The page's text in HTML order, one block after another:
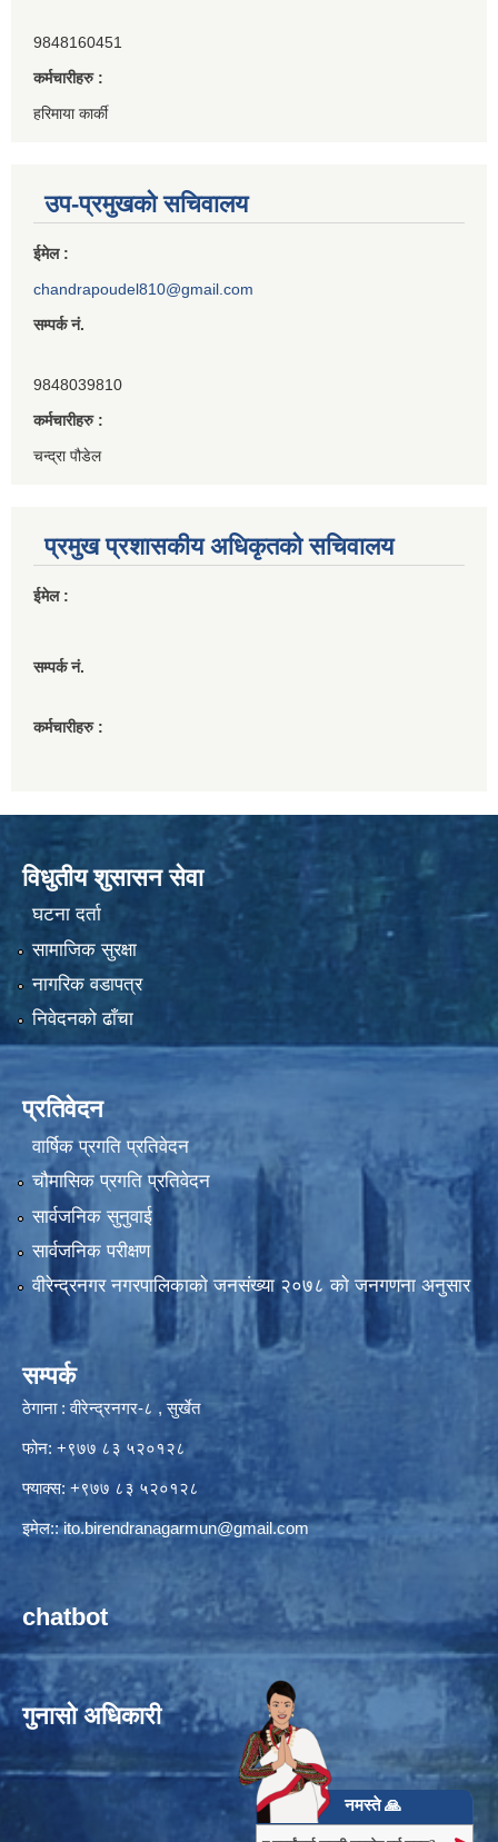
9848160451
कर्मचारीहरु :
हरिमाया कार्की
उप-प्रमुखको सचिवालय
ईमेल :
chandrapoudel810@gmail.com
सम्पर्क नं.
9848039810
कर्मचारीहरु :
चन्द्रा पौडेल
प्रमुख प्रशासकीय अधिकृतको सचिवालय
ईमेल :
सम्पर्क नं.
कर्मचारीहरु :
विधुतीय शुसासन सेवा
घटना दर्ता
सामाजिक सुरक्षा
नागरिक वडापत्र
निवेदनको ढाँचा
प्रतिवेदन
वार्षिक प्रगति प्रतिवेदन
चौमासिक प्रगति प्रतिवेदन
सार्वजनिक सुनुवाई
सार्वजनिक परीक्षण
वीरेन्द्रनगर नगरपालिकाकाे जनसंख्या २०७८ काे जनगणना अनुसार
सम्पर्क
ठेगाना : वीरेन्द्रनगर-८ , सुर्खेत
फोन: +९७७ ८३ ५२०१२८
फ्याक्स: +९७७ ८३ ५२०१२८
इमेल::ito.birendranagarmun@gmail.com
chatbot
गुनासो अधिकारी
नमस्ते 🙏